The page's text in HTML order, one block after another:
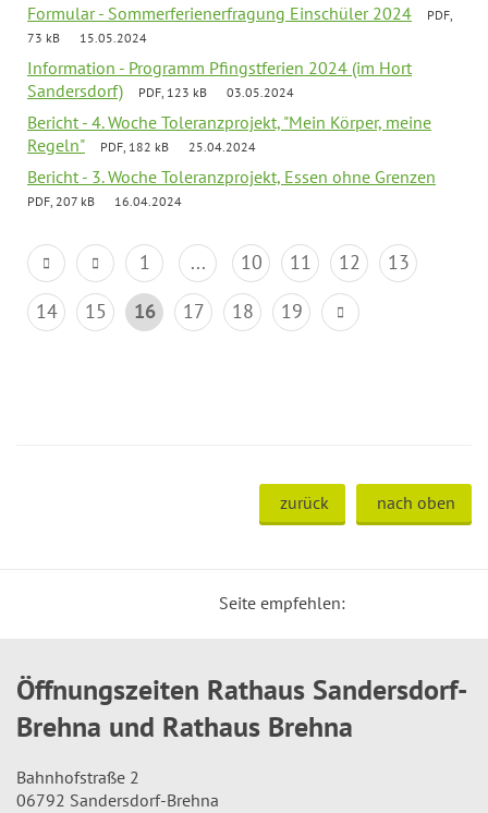
Formular - Sommerferienerfragung Einschüler 2024
PDF,
73 kB
15.05.2024
Information - Programm Pfingstferien 2024 (im Hort
Sandersdorf)
PDF, 123 kB 03.05.2024
Bericht - 4. Woche Toleranzprojekt, "Mein Körper, meine
Regeln"
PDF, 182 kB 25.04.2024
Bericht - 3. Woche Toleranzprojekt, Essen ohne Grenzen
PDF, 207 kB 16.04.2024
1 ... 10 11 12
13
14
15 16 17 18 19
zurück nach oben
Seite empfehlen:
Öffnungszeiten Rathaus Sandersdorf-
Brehna und Rathaus Brehna
Bahnhofstraße 2
06792 Sandersdorf-Brehna